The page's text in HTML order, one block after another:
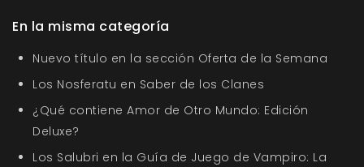
En la misma categoría
Nuevo título en la sección Oferta de la Semana
Los Nosferatu en Saber de los Clanes
¿Qué contiene Amor de Otro Mundo: Edición
Deluxe?
Los Salubri en la Guía de Juego de Vampiro: La